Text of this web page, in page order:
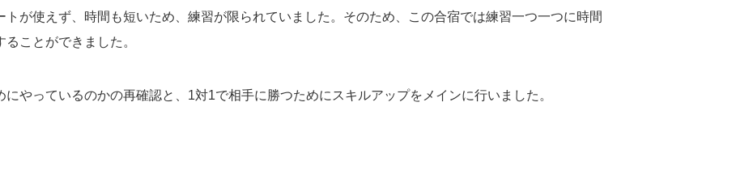
が使えず、時間も短いため、練習が限られていました。そのため、この合宿では練習一つ一つに時間
ことができました。
やっているのかの再確認と、1対1で相手に勝つためにスキルアップをメインに行いました。